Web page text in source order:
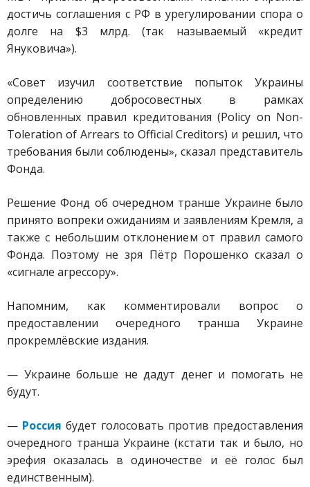
достичь соглашения с РФ в урегулировании спора о
долге на $3 млрд. (так называемый «кредит
Януковича»).
«Совет изучил соответствие попыток Украины
определению добросовестных в рамках
обновленных правил кредитования (Policy on Non-
Toleration of Arrears to Official Creditors) и решил, что
требования были соблюдены», сказал представитель
Фонда.
Решение Фонд об очередном транше Украине было
принято вопреки ожиданиям и заявлениям Кремля, а
также с небольшим отклонением от правил самого
Фонда. Поэтому не зря Пётр Порошенко сказал о
«сигнале агрессору».
Напомним, как комментировали вопрос о
предоставлении очередного транша Украине
прокремлёвские издания.
— Украине больше не дадут денег и помогать не
будут.
— Россия будет голосовать против предоставления
очередного транша Украине (кстати так и было, но
эрефия оказалась в одиночестве и её голос был
единственным).